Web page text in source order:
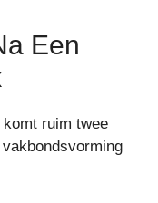
Een
ruim twee